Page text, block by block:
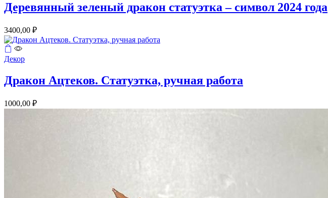
Деревянный зеленый дракон статуэтка – символ 2024 года
3400,00 ₽
Декор
Дракон Ацтеков. Статуэтка, ручная работа
1000,00 ₽